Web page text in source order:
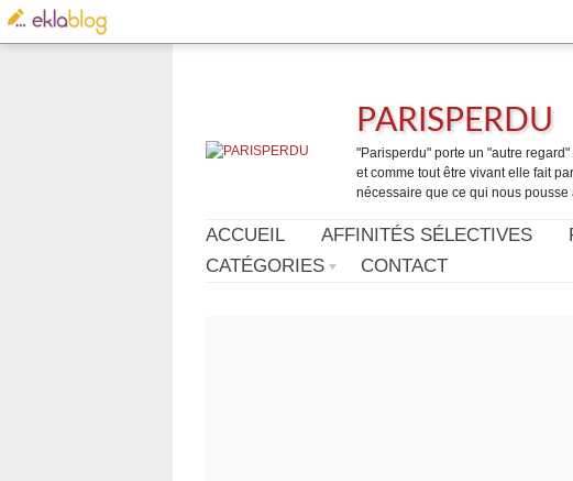
PARISPERDU
"Parisperdu" porte un "autre
et comme tout être vivant elle fait
nécessaire que ce qui nous
ACCUEIL AFFINITÉS SÉLECTIVES
CATÉGORIES
CONTACT